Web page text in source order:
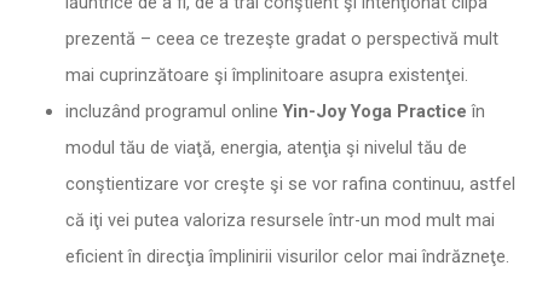
prezentă – ceea ce trezeşte gradat o perspectivă mult
mai cuprinzătoare şi împlinitoare asupra existenţei.
incluzând programul onlineYin-Joy Yoga Practice în
modul tău de viaţă, energia, atenţia şi nivelul tău de
conştientizare vor creşte şi se vor rafina continuu, astfel
că iţi vei putea valoriza resursele într-un mod mult mai
eficient în direcţia împlinirii visurilor celor mai îndrăzneţe.